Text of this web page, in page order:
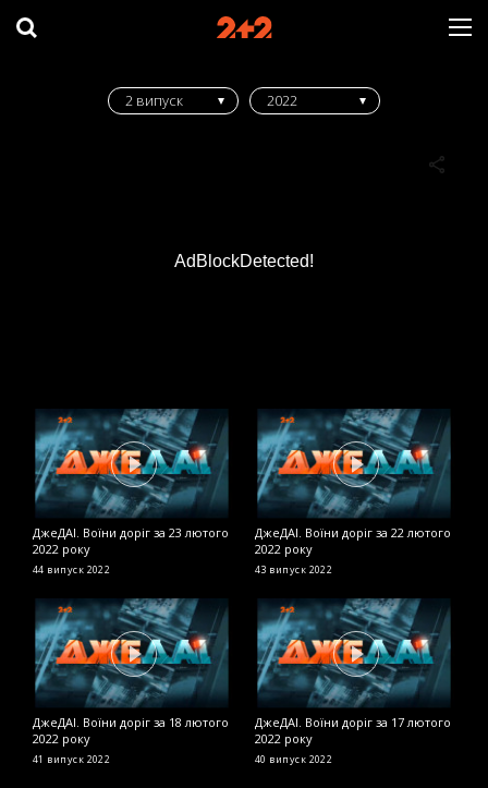
AdBlockDetected!
2 випуск 2022
ДжеДАІ. Воїни доріг за 23 лютого
2022 року
44 випуск 2022
ДжеДАІ. Воїни доріг за 22 лютого
2022 року
43 випуск 2022
ДжеДАІ. Воїни доріг за 18 лютого
2022 року
41 випуск 2022
ДжеДАІ. Воїни доріг за 17 лютого
2022 року
40 випуск 2022